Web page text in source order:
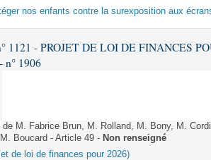
nos enfants contre la surexposition aux
1121 - PROJET DE LOI DE FINANCES
n° 1906
de M. Fabrice Brun, M. Rolland, M. Bony, M.
Boucard - Article 49 - Non renseigné
de loi de finances pour 2026)